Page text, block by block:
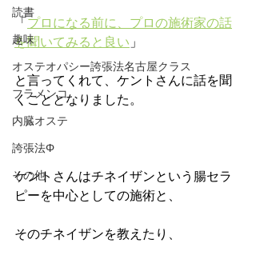
読書
趣味
オステオパシー誇張法名古屋クラス
フラメンコ
内臓オステ
誇張法Φ
その他
「 プロになる前に、プロの施術家の話
を聞いてみると良い」
と言ってくれて、ケントさんに話を聞
くこととなりました。
ケントさんはチネイザンという腸セラ
ピーを中心としての施術と、
そのチネイザンを教えたり、